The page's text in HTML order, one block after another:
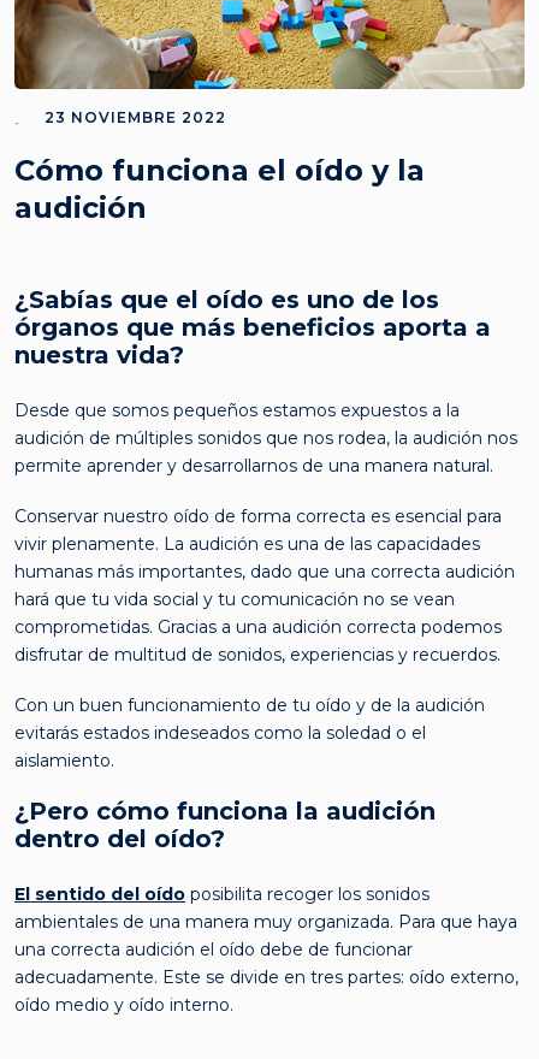
23 NOVIEMBRE 2022
Cómo funciona el oído y la
audición
¿Sabías que el oído es uno de los
órganos que más beneficios aporta a
nuestra vida?
Desde que somos pequeños estamos expuestos a la
audición de múltiples sonidos que nos rodea, la audición nos
permite aprender y desarrollarnos de una manera natural.
Conservar nuestro oído de forma correcta es esencial para
vivir plenamente. La audición es una de las capacidades
humanas más importantes, dado que una correcta audición
hará que tu vida social y tu comunicación no se vean
comprometidas. Gracias a una audición correcta podemos
disfrutar de multitud de sonidos, experiencias y recuerdos.
Con un buen funcionamiento de tu oído y de la audición
evitarás estados indeseados como la soledad o el
aislamiento.
¿Pero cómo funciona la audición
dentro del oído?
El sentido del oído posibilita recoger los sonidos
ambientales de una manera muy organizada. Para que haya
una correcta audición el oído debe de funcionar
adecuadamente. Este se divide en tres partes: oído externo,
oído medio y oído interno.